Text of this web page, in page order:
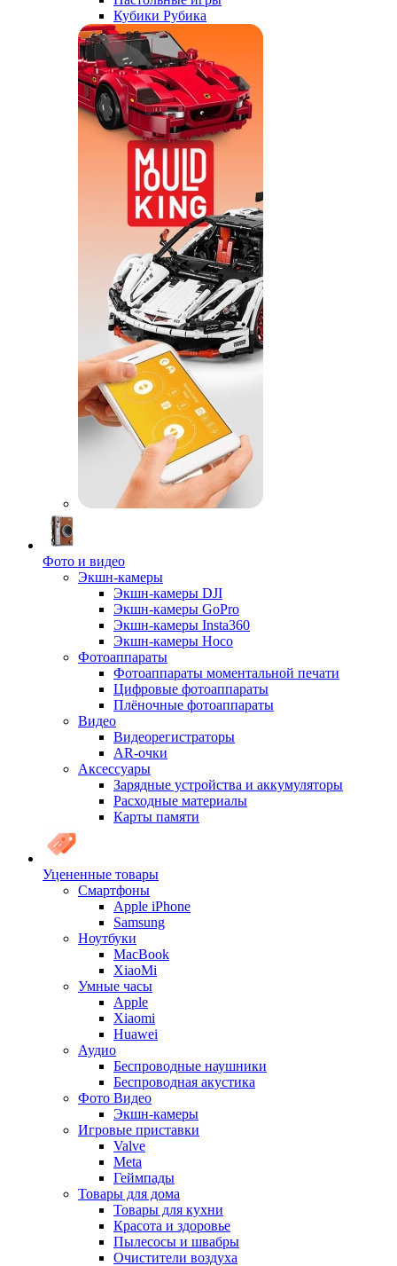
Кубики Рубика
Фото и видео
Экшн-камеры
Экшн-камеры DJI
Экшн-камеры GoPro
Экшн-камеры Insta360
Экшн-камеры Hoco
Фотоаппараты
Фотоаппараты моментальной печати
Цифровые фотоаппараты
Плёночные фотоаппараты
Видео
Видеорегистраторы
AR-очки
Аксессуары
Зарядные устройства и аккумуляторы
Расходные материалы
Карты памяти
Уцененные товары
Cмартфоны
Apple iPhone
Samsung
Ноутбуки
MacBook
XiaoMi
Умные часы
Apple
Xiaomi
Huawei
Аудио
Беспроводные наушники
Беспроводная акустика
Фото Видео
Экшн-камеры
Игровые приставки
Valve
Meta
Геймпады
Товары для дома
Товары для кухни
Красота и здоровье
Пылесосы и швабры
Очистители воздуха